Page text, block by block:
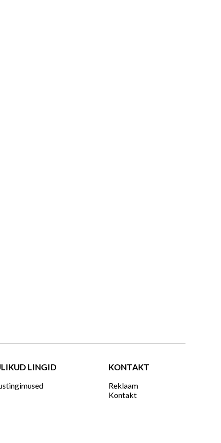
LINGID KONTAKT
Reklaam
Kontakt